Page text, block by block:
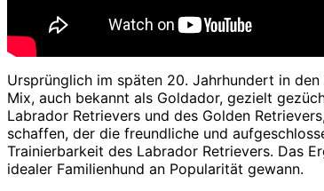
Ursprünglich im späten 20. Jahrhundert in
Mix, auch bekannt als Goldador, gezielt
Labrador Retrievers und des Golden
schaffen, der die freundliche und
Trainierbarkeit des Labrador Retrievers. Das
idealer Familienhund an Popularität gewann.